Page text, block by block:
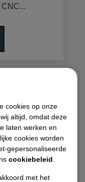
CNC...
cookies op onze
altijd, omdat deze
laten werken en
cookies worden
gepersonaliseerde
cookiebeleid
met het